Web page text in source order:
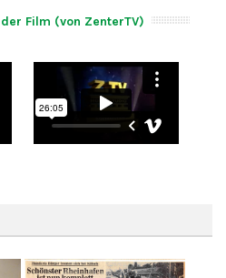
Film (von ZenterTV)